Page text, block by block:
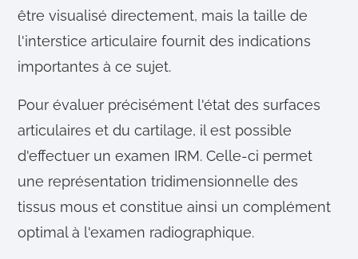
être visualisé directement, mais la taille de
l'interstice articulaire fournit des indications
importantes à ce sujet.
Pour évaluer précisément l'état des surfaces
articulaires et du cartilage, il est possible
d'effectuer un examen IRM. Celle-ci permet
une représentation tridimensionnelle des
tissus mous et constitue ainsi un complément
optimal à l'examen radiographique.